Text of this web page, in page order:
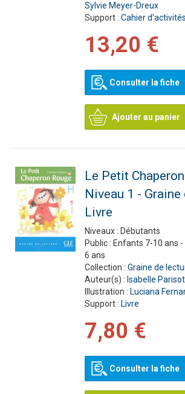
Sylvie Meyer-Dreux
Support : Cahier d'activités
13,20 €
Consulter la fiche
Ajouter au panier
Le Petit
Niveau 1 -
Livre
Niveaux : Débutants
Public : Enfants 7-10 ans
6 ans
Collection : Graine de
Auteur(s) : Isabelle Parisot
Illustration : Luciana
Support : Livre
7,80 €
Consulter la fiche